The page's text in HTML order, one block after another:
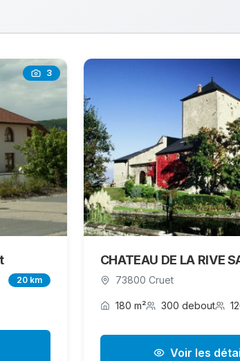
3
20 km 73800 Cruet
180 m² 300 debout
Voir les